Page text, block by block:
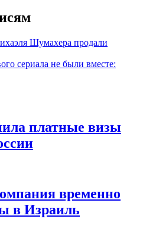
Шумахера продали
сериала не были вместе:
платные визы
временно
в Израиль